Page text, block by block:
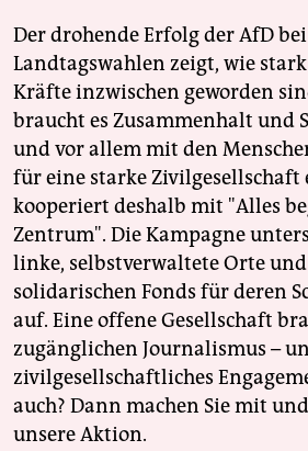
Der drohende Erfolg der AfD
Landtagswahlen zeigt, wie
Kräfte inzwischen geworden
braucht es Zusammenhalt und
und vor allem mit den
für eine starke Zivilgesellschaft
kooperiert deshalb mit "Alles
Zentrum". Die Kampagne
linke, selbstverwaltete Orte
solidarischen Fonds für deren
auf. Eine offene Gesellschaft
zugänglichen Journalismus –
zivilgesellschaftliches
auch? Dann machen Sie mit
unsere Aktion.